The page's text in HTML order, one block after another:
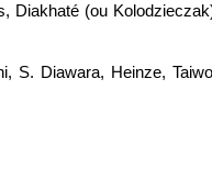
Diakhaté (ou
S. Diawara, Heinze,